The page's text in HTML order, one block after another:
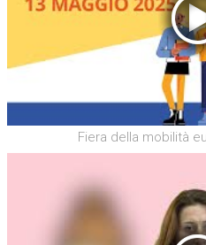
Fiera della mobilità